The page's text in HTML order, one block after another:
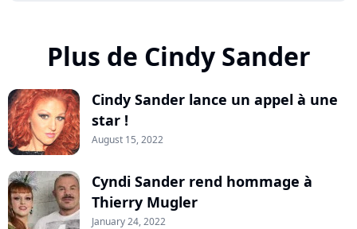
Plus de Cindy Sander
Cindy Sander lance un appel à une
star !
August 15, 2022
Cyndi Sander rend hommage à
Thierry Mugler
January 24, 2022